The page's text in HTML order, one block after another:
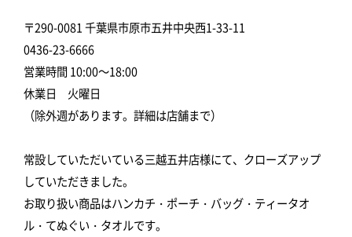
〒290-0081 千葉県市原市五井中央西1-33-11
0436-23-6666
営業時間 10:00～18:00
休業日 火曜日
（除外週があります。詳細は店舗まで）
常設していただいている三越五井店様にて、クローズアップ
していただきました。
お取り扱い商品はハンカチ・ポーチ・バッグ・ティータオ
ル・てぬぐい・タオルです。